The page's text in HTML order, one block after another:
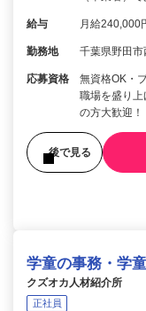
給与 月給240,000
勤務地 千葉県野田
応募資格
無資格OK・
職場を盛り
の方大歓迎
後で見る
学童の事務・学
クズオカ人材紹介所
正社員